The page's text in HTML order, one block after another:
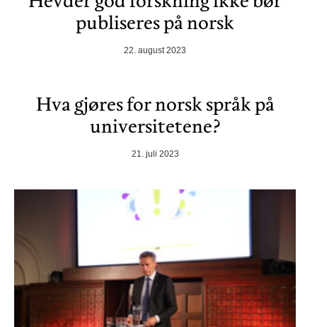
publiseres på norsk
22. august 2023
Hva gjøres for norsk språk på
universitetene?
21. juli 2023